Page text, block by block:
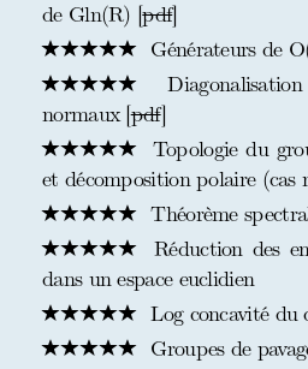
de Gln(R) [pdf]
Générateurs de
normaux [pdf]
Topologie du
et décomposition polaire (cas
Théorème
Réduction des
dans un espace euclidien
Log concavité du
Groupes de